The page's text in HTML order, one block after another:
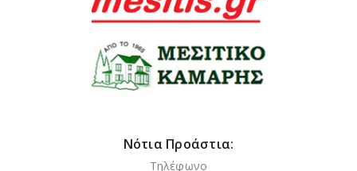
Νότια Προάστια:
Τηλέφωνο